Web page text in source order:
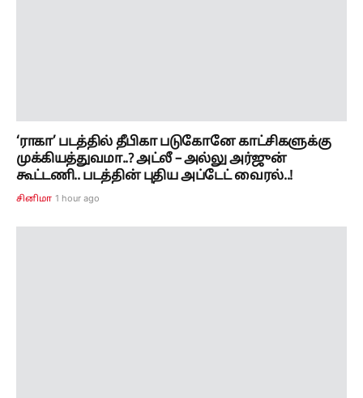
‘ராகா’ படத்தில் தீபிகா படுகோனே காட்சிகளுக்கு
முக்கியத்துவமா..? அட்லீ – அல்லு அர்ஜுன்
கூட்டணி.. படத்தின் புதிய அப்டேட் வைரல்..!
சினிமா 1 hour ago